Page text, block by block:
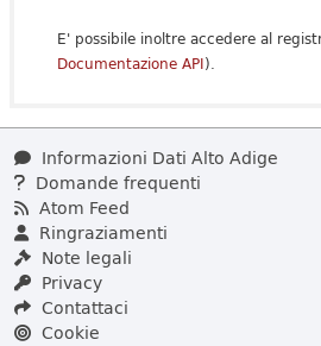
E' possibile inoltre accedere al
Documentazione API).
Informazioni Dati Alto Adige
Domande frequenti
Atom Feed
Ringraziamenti
Note legali
Privacy
Contattaci
Cookie